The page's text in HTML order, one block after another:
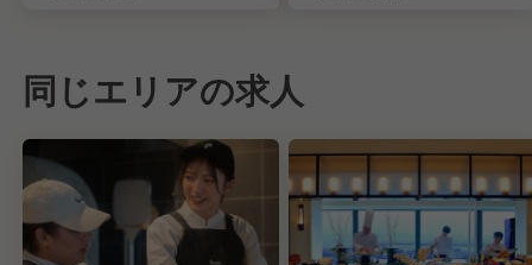
同じエリアの求人